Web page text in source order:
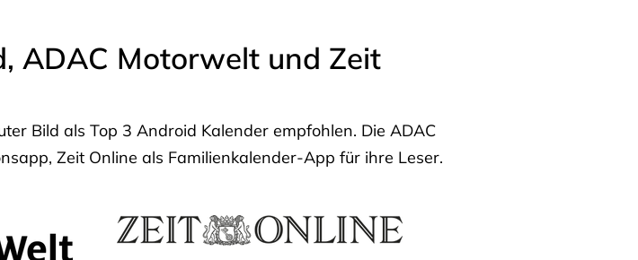
ADAC Motorwelt und Zeit
Bild als Top 3 Android Kalender empfohlen. Die ADAC
Zeit Online als Familienkalender-App für ihre Leser.